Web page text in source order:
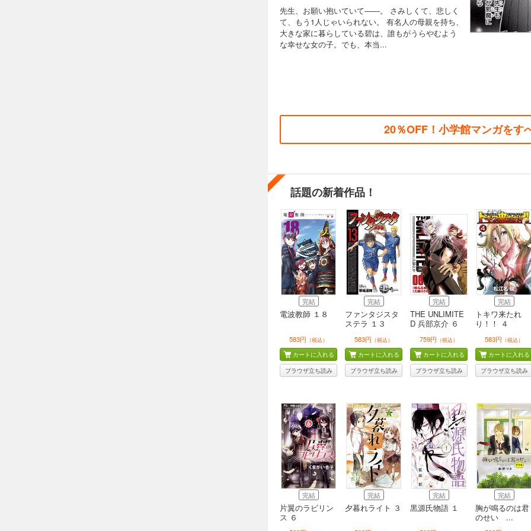
先生、お願い抱いていて――。 さみしくて、悲しく
て、もう1人じゃいられない。 有名人の母親を持ち、
大きな家に暮らしている碧は、誰もがうらやむよう
な幸せな女の子。でも、本当...
20％OFF！小学館マンガをす
話題の新着作品！
完結
電波教師 １８
583円 （税込）
カートに入れる
ブラウザ立ち読み
完結
ファンタジスタ
ステラ １３
583円 （税込）
カートに入れる
ブラウザ立ち読み
完結
THE UNLIMITE
D 兵部京介 ６
759円 （税込）
カートに入れる
ブラウザ立ち読み
完結
トキワ来たれ
り！！ ４
583円 （税込）
カートに入れる
ブラウザ立ち読み
完結
片翼のラビリン
ス ６
完結
夕暮れライト ３
完結
黒源氏物語 １
完結
胸が鳴るのは君
のせい ...